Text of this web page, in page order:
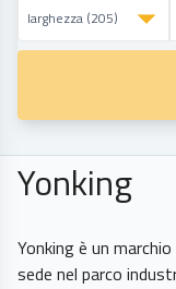
Yonking
Yonking è un
sede nel parco